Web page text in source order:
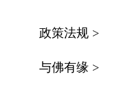
政策法规 >
与佛有缘 >